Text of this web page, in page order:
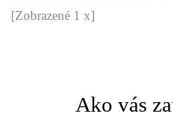
[Zobrazené 1 x]
Ako vás